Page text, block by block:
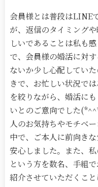
会員様とは普段はLINE
が、返信のタイミング
しいであることは私も
で、会員様の婚活に対
ないか少し心配してい
きで、お忙しい状況で
を絞りながら、婚活に
いとのご意向でした
人のお気持ちやモチベ
中で、ご本人に前向き
安心しました。また、
という方を数名、手組
紹介させていただくこ